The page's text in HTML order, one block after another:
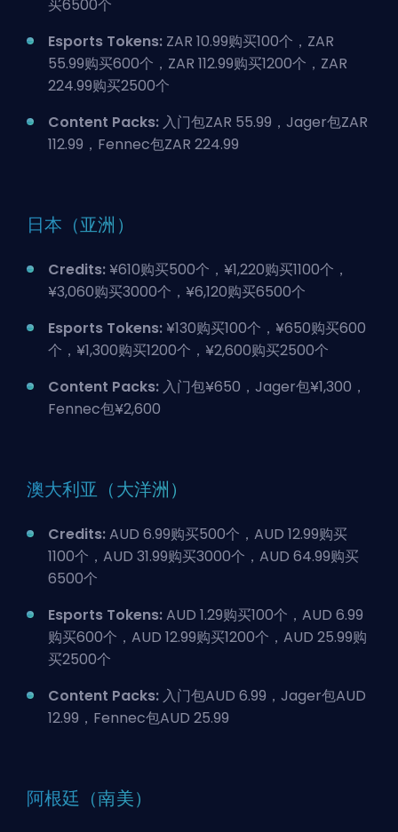
买6500个
Esports Tokens: ZAR 10.99购买100个，ZAR
55.99购买600个，ZAR 112.99购买1200个，ZAR
224.99购买2500个
Content Packs: 入门包ZAR 55.99，Jager包ZAR
112.99，Fennec包ZAR 224.99
日本（亚洲）
Credits: ¥610购买500个，¥1,220购买1100个，
¥3,060购买3000个，¥6,120购买6500个
Esports Tokens: ¥130购买100个，¥650购买600
个，¥1,300购买1200个，¥2,600购买2500个
Content Packs: 入门包¥650，Jager包¥1,300，
Fennec包¥2,600
澳大利亚（大洋洲）
Credits:AUD 6.99购买500个，AUD 12.99购买
1100个，AUD 31.99购买3000个，AUD 64.99购买
6500个
Esports Tokens:AUD 1.29购买100个，AUD 6.99
购买600个，AUD 12.99购买1200个，AUD 25.99购
买2500个
Content Packs: 入门包AUD 6.99，Jager包AUD
12.99，Fennec包AUD 25.99
阿根廷（南美）